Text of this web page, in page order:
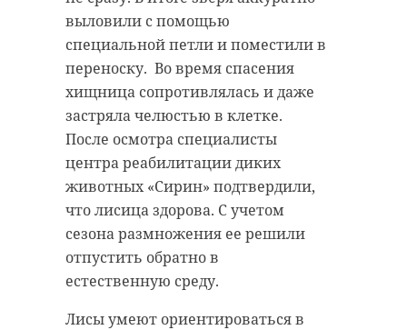
выловили с помощью
специальной петли и поместили в
переноску. Во время спасения
хищница сопротивлялась и даже
застряла челюстью в клетке.
После осмотра специалисты
центра реабилитации диких
животных «Сирин» подтвердили,
что лисица здорова. С учетом
сезона размножения ее решили
отпустить обратно в
естественную среду.
Лисы умеют ориентироваться в